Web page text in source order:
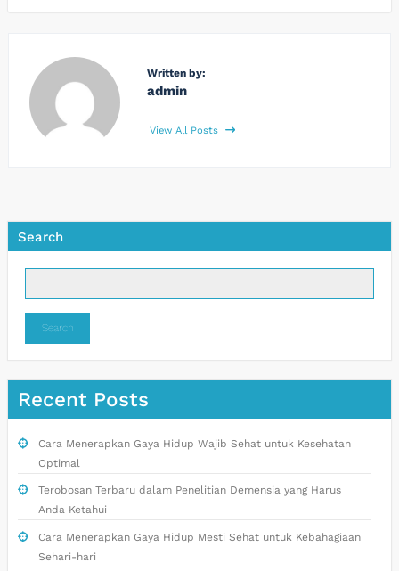
Written by:
admin
View All Posts
Search
Search
Recent Posts
Cara Menerapkan Gaya Hidup Wajib Sehat untuk Kesehatan
Optimal
Terobosan Terbaru dalam Penelitian Demensia yang Harus
Anda Ketahui
Cara Menerapkan Gaya Hidup Mesti Sehat untuk Kebahagiaan
Sehari-hari